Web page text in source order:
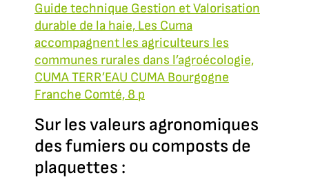
Guide technique Gestion et Valorisation
durable de la haie, Les Cuma
accompagnent les agriculteurs les
communes rurales dans l’agroécologie,
CUMA TERR’EAU CUMA Bourgogne
Franche Comté, 8 p
Sur les valeurs agronomiques
des fumiers ou composts de
plaquettes :